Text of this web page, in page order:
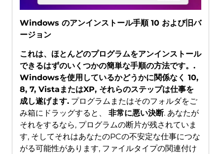
Windows のアンインストール手順 10 および旧バ
ージョン
これは、ほとんどのプログラムをアンインストール
できるはずのいくつかの簡単な手順の方法です。.
Windowsを使用しているかどうかに関係なく 10,
8, 7, VistaまたはXP, それらのステップは仕事を
成し遂げます.プログラムまたはそのフォルダをご
み箱にドラッグすると、 非常に悪い決断. あなたが
それをするなら, プログラムの断片が残されていま
す, そしてそれはあなたのPCの不安定な仕事につな
がる可能性があります, ファイルタイプの関連付け